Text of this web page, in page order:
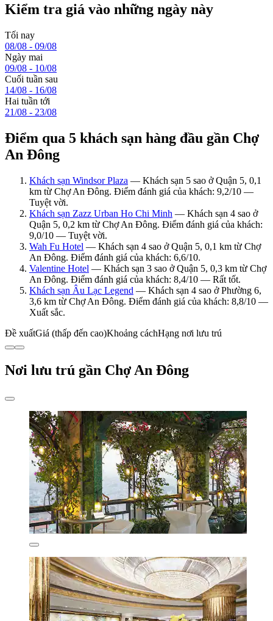
Kiểm tra giá vào những ngày này
Tối nay
08/08 - 09/08
Ngày mai
09/08 - 10/08
Cuối tuần sau
14/08 - 16/08
Hai tuần tới
21/08 - 23/08
Điểm qua 5 khách sạn hàng đầu gần Chợ
An Đông
Khách sạn Windsor Plaza — Khách sạn 5 sao ở Quận 5, 0,1
km từ Chợ An Đông. Điểm đánh giá của khách: 9,2/10 —
Tuyệt vời.
Khách sạn Zazz Urban Ho Chi Minh — Khách sạn 4 sao ở
Quận 5, 0,2 km từ Chợ An Đông. Điểm đánh giá của khách:
9,0/10 — Tuyệt vời.
Wah Fu Hotel — Khách sạn 4 sao ở Quận 5, 0,1 km từ Chợ
An Đông. Điểm đánh giá của khách: 6,6/10.
Valentine Hotel — Khách sạn 3 sao ở Quận 5, 0,3 km từ Chợ
An Đông. Điểm đánh giá của khách: 8,4/10 — Rất tốt.
Khách sạn Âu Lạc Legend — Khách sạn 4 sao ở Phường 6,
3,6 km từ Chợ An Đông. Điểm đánh giá của khách: 8,8/10 —
Xuất sắc.
Đề xuấtGiá (thấp đến cao)Khoảng cáchHạng nơi lưu trú
Nơi lưu trú gần Chợ An Đông